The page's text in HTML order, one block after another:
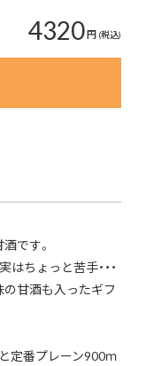
4320円 (税込)
です。
ちょっと苦手・・・
の甘酒も入ったギフ
定番プレーン900ｍ